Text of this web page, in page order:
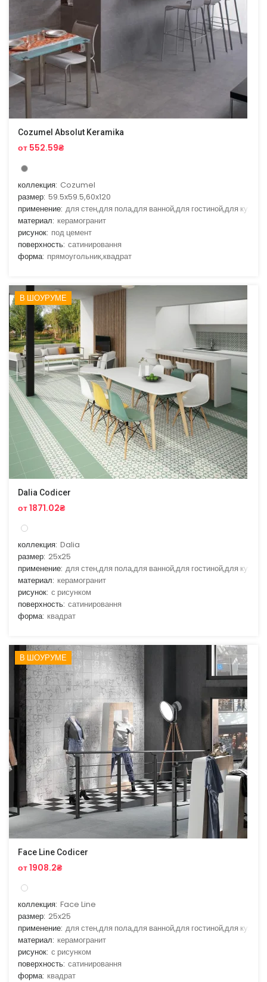
Cozumel Absolut Keramika
от 552.59₴
коллекция: Cozumel
размер: 59.5x59.5,60x120
применение: для стен,для пола,для ванной,для гостиной,для кухни
материал: керамогранит
рисунок: под цемент
поверхность: сатинировання
форма: прямоугольник,квадрат
В ШОУРУМЕ
Dalia Codicer
от 1871.02₴
коллекция: Dalia
размер: 25x25
применение: для стен,для пола,для ванной,для гостиной,для кухни
материал: керамогранит
рисунок: с рисунком
поверхность: сатинировання
форма: квадрат
В ШОУРУМЕ
Face Line Codicer
от 1908.2₴
коллекция: Face Line
размер: 25x25
применение: для стен,для пола,для ванной,для гостиной,для кухни
материал: керамогранит
рисунок: с рисунком
поверхность: сатинировання
форма: квадрат